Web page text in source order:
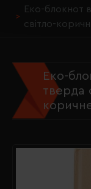
Еко-блокнот
світло-
Еко-
тверда